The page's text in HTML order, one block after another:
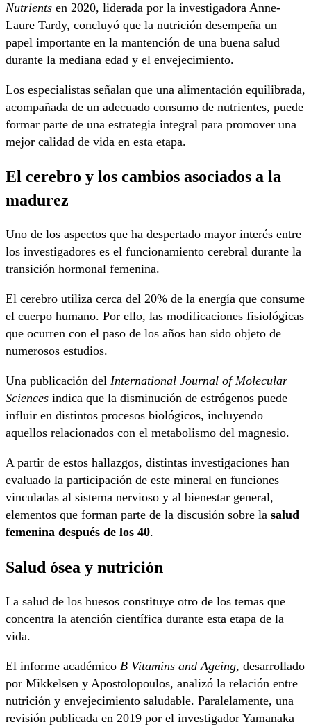
Nutrients en 2020, liderada por la investigadora Anne-
Laure Tardy, concluyó que la nutrición desempeña un
papel importante en la mantención de una buena salud
durante la mediana edad y el envejecimiento.
Los especialistas señalan que una alimentación equilibrada,
acompañada de un adecuado consumo de nutrientes, puede
formar parte de una estrategia integral para promover una
mejor calidad de vida en esta etapa.
El cerebro y los cambios asociados a la
madurez
Uno de los aspectos que ha despertado mayor interés entre
los investigadores es el funcionamiento cerebral durante la
transición hormonal femenina.
El cerebro utiliza cerca del 20% de la energía que consume
el cuerpo humano. Por ello, las modificaciones fisiológicas
que ocurren con el paso de los años han sido objeto de
numerosos estudios.
Una publicación del International Journal of Molecular
Sciences indica que la disminución de estrógenos puede
influir en distintos procesos biológicos, incluyendo
aquellos relacionados con el metabolismo del magnesio.
A partir de estos hallazgos, distintas investigaciones han
evaluado la participación de este mineral en funciones
vinculadas al sistema nervioso y al bienestar general,
elementos que forman parte de la discusión sobre la salud
femenina después de los 40.
Salud ósea y nutrición
La salud de los huesos constituye otro de los temas que
concentra la atención científica durante esta etapa de la
vida.
El informe académico B Vitamins and Ageing, desarrollado
por Mikkelsen y Apostolopoulos, analizó la relación entre
nutrición y envejecimiento saludable. Paralelamente, una
revisión publicada en 2019 por el investigador Yamanaka